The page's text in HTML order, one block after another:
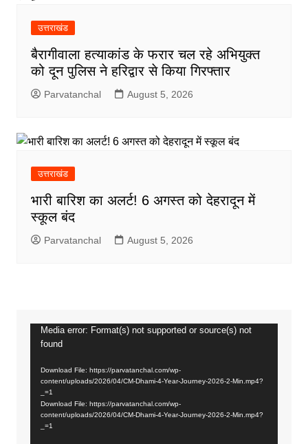
उत्तराखंड
बैरागीवाला हत्याकांड के फरार चल रहे अभियुक्त
को दून पुलिस ने हरिद्वार से किया गिरफ्तार
Parvatanchal August 5, 2026
उत्तराखंड
भारी बारिश का अलर्ट! 6 अगस्त को देहरादून में
स्कूल बंद
Parvatanchal August 5, 2026
Video
Player
Media error: Format(s) not supported or source(s) not
found
Download File: https://parvatanchal.com/wp-
content/uploads/2026/04/CM-Dhami-4-Year-Journey-2026-2-Min.mp4?
_=1
Download File: https://parvatanchal.com/wp-
content/uploads/2026/04/CM-Dhami-4-Year-Journey-2026-2-Min.mp4?
_=1